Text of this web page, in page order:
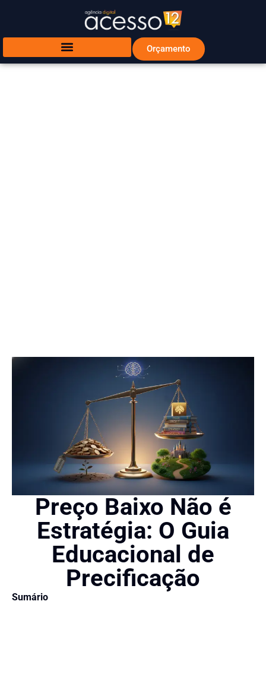
Orçamento
Sumário
Preço Baixo Não é
Estratégia: O Guia
Educacional de
Precificação